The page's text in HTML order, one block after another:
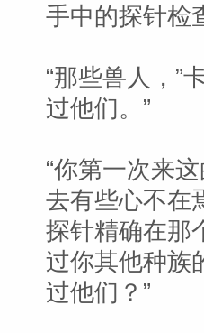
手中的探针检
“那些兽人，”
过他们。”
“你第一次来
去有些心不在
探针精确在那
过你其他种族
过他们？”